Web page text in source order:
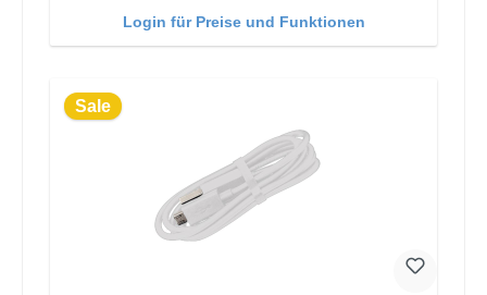
Login für Preise und Funktionen
Sale